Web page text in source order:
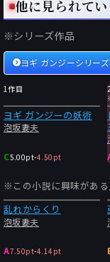
他に見られて
※シリーズ作品
ヨギ ガンジーシリーズ
1作目
ヨギ ガンジーの妖術
泡坂妻夫
C5.00pt-4.50pt
※この小説に興味がある
乱れからくり
泡坂妻夫
A7.50pt-4.14pt